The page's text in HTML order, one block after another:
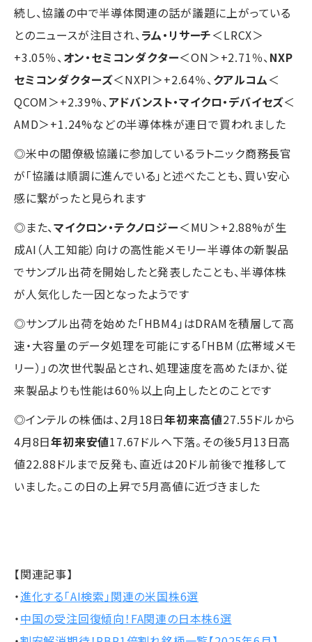
続し、協議の中で半導体関連の話が議題に上がっている
とのニュースが注目され、ラム・リサーチ＜LRCX＞
+3.05％、オン・セミコンダクター＜ON＞+2.71％、NXP
セミコンダクターズ＜NXPI＞+2.64％、クアルコム＜
QCOM＞+2.39%、アドバンスト・マイクロ・デバイセズ＜
AMD＞+1.24%などの半導体株が連日で買われました
◎米中の閣僚級協議に参加しているラトニック商務長官
が「協議は順調に進んでいる」と述べたことも、買い安心
感に繋がったと見られます
◎また、マイクロン・テクノロジー＜MU＞+2.88%が生
成AI（人工知能）向けの高性能メモリー半導体の新製品
でサンプル出荷を開始したと発表したことも、半導体株
が人気化した一因となったようです
◎サンプル出荷を始めた「HBM4」はDRAMを積層して高
速・大容量のデータ処理を可能にする「HBM（広帯域メモ
リー）」の次世代製品とされ、処理速度を高めたほか、従
来製品よりも性能は60％以上向上したとのことです
◎インテルの株価は、2月18日年初来高値27.55ドルから
4月8日年初来安値17.67ドルへ下落。その後5月13日高
値22.88ドルまで反発も、直近は20ドル前後で推移して
いました。この日の上昇で5月高値に近づきました
【関連記事】
・進化する「AI検索」関連の米国株6選
・中国の受注回復傾向！FA関連の日本株6選